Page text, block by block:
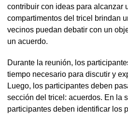
contribuir con ideas para alcanzar
compartimentos del tricel brindan
vecinos puedan debatir con un
un acuerdo.
Durante la reunión, los
tiempo necesario para discutir y
Luego, los participantes deben
sección del tricel: acuerdos. En la
participantes deben identificar los